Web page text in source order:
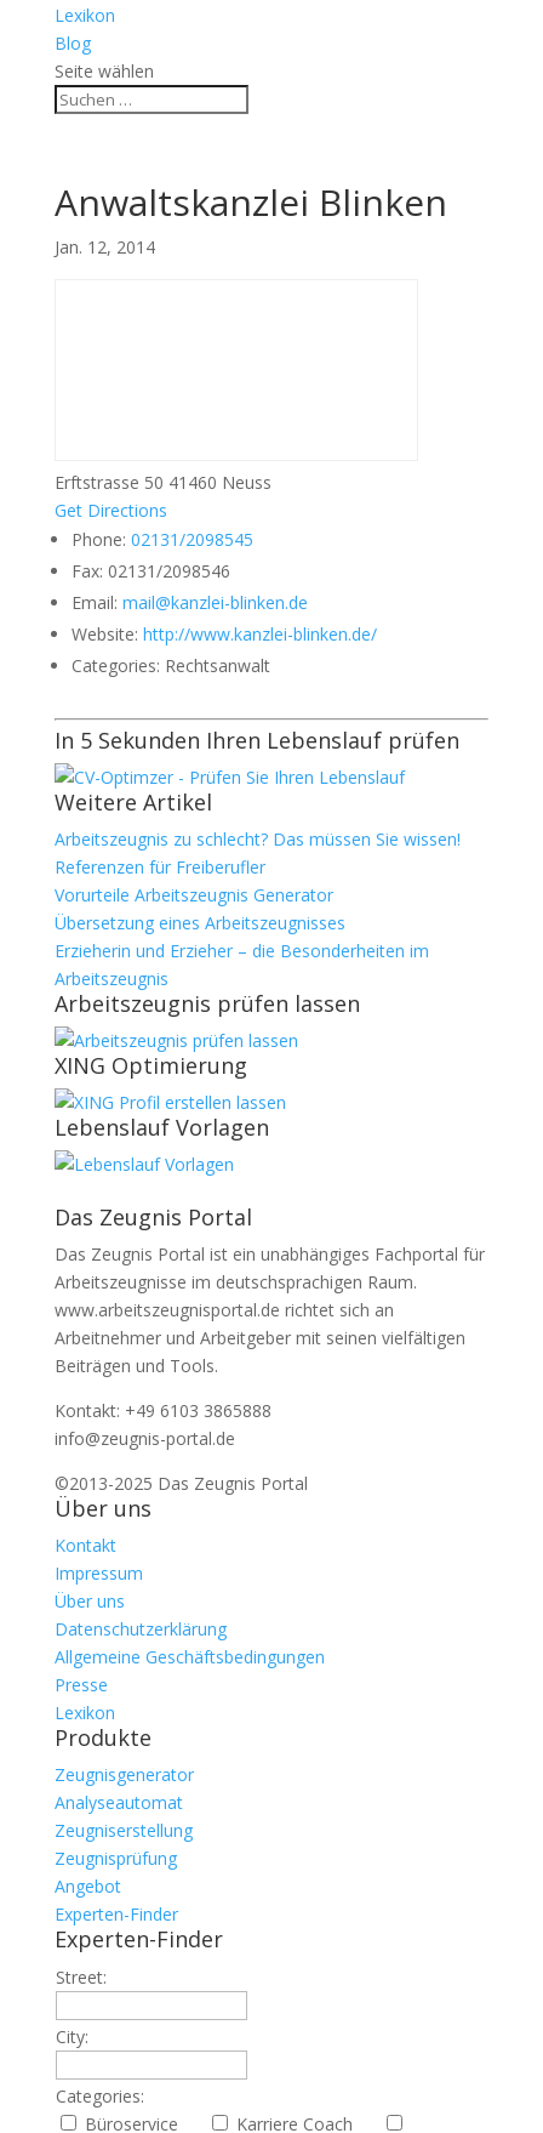
Lexikon
Blog
Seite wählen
Anwaltskanzlei Blinken
Jan. 12, 2014
Erftstrasse 50 41460 Neuss
Get Directions
Phone: 02131/2098545
Fax: 02131/2098546
Email: mail@kanzlei-blinken.de
Website: http://www.kanzlei-blinken.de/
Categories: Rechtsanwalt
In 5 Sekunden Ihren Lebenslauf prüfen
Weitere Artikel
Arbeitszeugnis zu schlecht? Das müssen Sie wissen!
Referenzen für Freiberufler
Vorurteile Arbeitszeugnis Generator
Übersetzung eines Arbeitszeugnisses
Erzieherin und Erzieher – die Besonderheiten im
Arbeitszeugnis
Arbeitszeugnis prüfen lassen
XING Optimierung
Lebenslauf Vorlagen
Das Zeugnis Portal
Das Zeugnis Portal ist ein unabhängiges Fachportal für
Arbeitszeugnisse im deutschsprachigen Raum.
www.arbeitszeugnisportal.de richtet sich an
Arbeitnehmer und Arbeitgeber mit seinen vielfältigen
Beiträgen und Tools.
Kontakt: +49 6103 3865888
info@zeugnis-portal.de
©2013-2025 Das Zeugnis Portal
Über uns
Kontakt
Impressum
Über uns
Datenschutzerklärung
Allgemeine Geschäftsbedingungen
Presse
Lexikon
Produkte
Zeugnisgenerator
Analyseautomat
Zeugniserstellung
Zeugnisprüfung
Angebot
Experten-Finder
Experten-Finder
Street:
City:
Categories:
Büroservice
Karriere Coach